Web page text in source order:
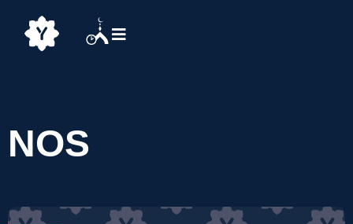
NOS